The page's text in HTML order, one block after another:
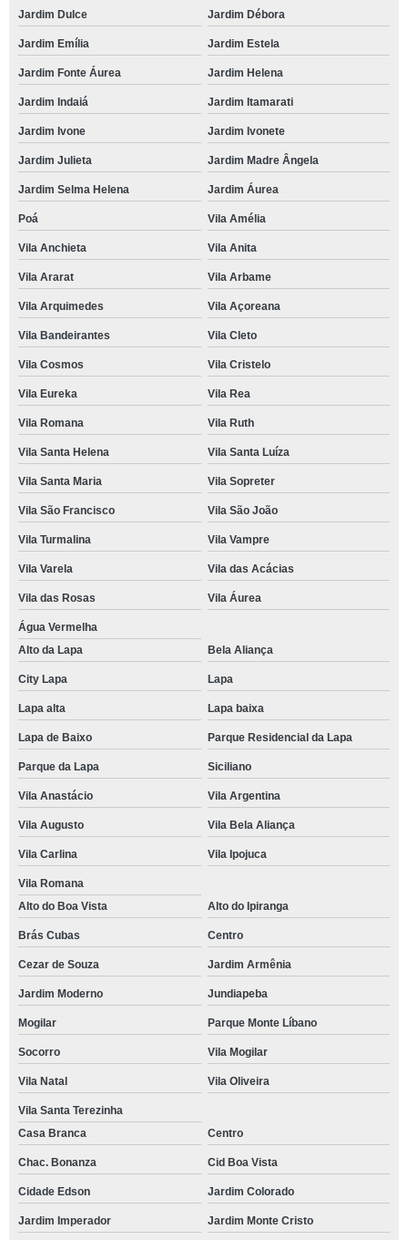
Jardim Dulce Jardim Débora
Jardim Emília Jardim Estela
Jardim Fonte Áurea Jardim Helena
Jardim Indaiá Jardim Itamarati
Jardim Ivone Jardim Ivonete
Jardim Julieta Jardim Madre Ângela
Jardim Selma Helena Jardim Áurea
Poá Vila Amélia
Vila Anchieta Vila Anita
Vila Ararat Vila Arbame
Vila Arquimedes Vila Açoreana
Vila Bandeirantes Vila Cleto
Vila Cosmos Vila Cristelo
Vila Eureka Vila Rea
Vila Romana Vila Ruth
Vila Santa Helena Vila Santa Luíza
Vila Santa Maria Vila Sopreter
Vila São Francisco Vila São João
Vila Turmalina Vila Vampre
Vila Varela Vila das Acácias
Vila das Rosas Vila Áurea
Água Vermelha
Alto da Lapa
Bela Aliança
City Lapa Lapa
Lapa alta Lapa baixa
Lapa de Baixo Parque Residencial da Lapa
Parque da Lapa Siciliano
Vila Anastácio Vila Argentina
Vila Augusto Vila Bela Aliança
Vila Carlina Vila Ipojuca
Vila Romana
Alto do Boa Vista
Alto do Ipiranga
Brás Cubas Centro
Cezar de Souza Jardim Armênia
Jardim Moderno Jundiapeba
Mogilar Parque Monte Líbano
Socorro Vila Mogilar
Vila Natal Vila Oliveira
Vila Santa Terezinha
Casa Branca
Centro
Chac. Bonanza Cid Boa Vista
Cidade Edson Jardim Colorado
Jardim Imperador Jardim Monte Cristo